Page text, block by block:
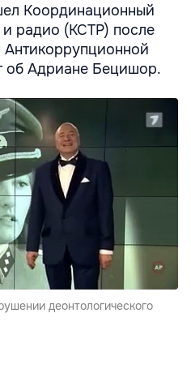
Координационный
радио (КСТР) после
об Адриане Бецишор.
деонтологического